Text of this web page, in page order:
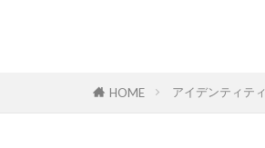
HOME アイデンティティ